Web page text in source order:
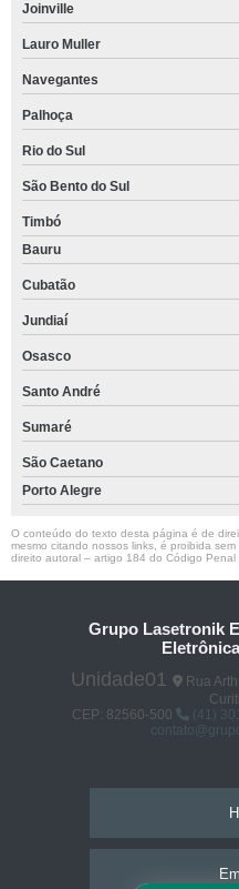
Joinville
Lauro Muller
Navegantes
Palhoça
Rio do Sul
São Bento do Sul
Timbó
Bauru
Cubatão
Jundiaí
Osasco
Santo André
Sumaré
São Caetano
Porto Alegre
O conteúdo do texto desta página é de
mesmo citando nossos links, é proibida
direito autoral – artigo 184 do Código Penal
Grupo Lasetronik
Unidade01
Rua
CEP: 82560-500
(41)